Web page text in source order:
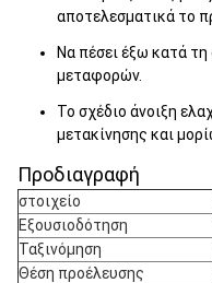
αποτελεσματικά το
Να πέσει έξω κατά τη
μεταφορών.
Το σχέδιο άνοιξη
μετακίνησης και
Προδιαγραφή
στοιχείο
Εξουσιοδότηση
Ταξινόμηση
Θέση προέλευσης